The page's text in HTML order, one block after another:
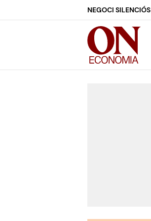
NEGOCI